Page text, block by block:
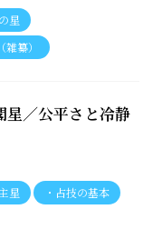
星
纂）
星／公平さと冷静
星
・占技の基本